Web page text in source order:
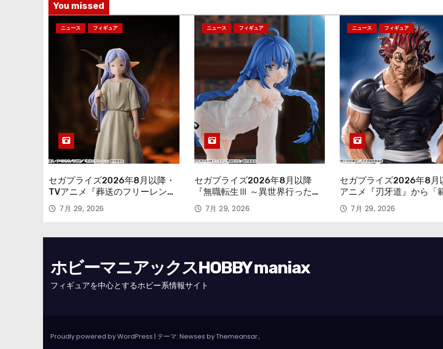
You missed
ニュース フィギュア
セガプライズ2026年8月以降・
TVアニメ『葬送のフリーレン』
鉱山で300年働くことになっっ
ちゃった「フリーレン」を立体
7月 29, 2026
ニュース フィギュア
セガプライズ2026年8月以降
『無職転生Ⅲ ～異世界行ったら
本気だす～』から「ロキシー」
のフィギュアが登場！
7月 29, 2026
ニュース フィギュア
セガプライズ2026年8月
アニメ『刃牙道』から「
次郎」が登場ッッ!!
7月 29, 2026
ホビーマニアックスHOBBY maniax
フィギュアを中心とするホビー系情報サイト
Proudly powered by WordPress | テーマ: Newses byThemeansar。